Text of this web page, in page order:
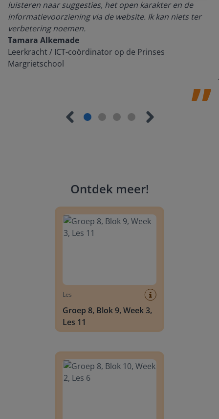
luisteren naar suggesties, het open karakter en de
informatievoorziening via de website. Ik kan niets ter
verbetering noemen.
Tamara Alkemade
Leerkracht / ICT-coördinator op de Prinses
Margrietschool
Ontdek meer!
Les
Groep 8, Blok 9, Week 3,
Les 11